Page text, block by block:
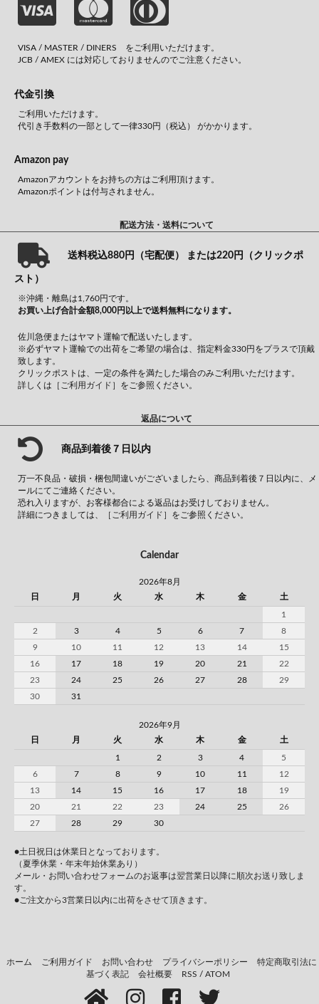
VISA / MASTER / DINERS をご利用いただけます。
JCB / AMEX には対応しておりませんのでご注意ください。
代金引換
ご利用いただけます。
代引き手数料の一部として一律330円（税込） がかかります。
Amazon pay
Amazonアカウントをお持ちの方はご利用頂けます。
Amazonポイントは付与されません。
配送方法・送料について
送料税込880円（宅配便） または220円（クリックポ
スト）
※沖縄・離島は1,760円です。
お買い上げ合計金額8,000円以上で送料無料になります。
佐川急便またはヤマト運輸で配送いたします。
※必ずヤマト運輸での出荷をご希望の場合は、指定料金330円をプラスで頂戴
致します。
クリックポストは、一定の条件を満たした場合のみご利用いただけます。
詳しくは ［ご利用ガイド］ をご参照ください。
返品について
商品到着後７日以内
万一不良品・破損・梱包間違いがございましたら、商品到着後７日以内に、メ
ールにてご連絡ください。
恐れ入りますが、お客様都合による返品はお受けしておりません。
詳細につきましては、
［ご利用ガイド］ をご参照ください。
Calendar
2026年8月
日
月 火 水 木 金 土
1
2
3 4 5 6 7
8
9
10 11 12 13 14
15
16
17 18 19 20 21
22
23
24 25 26 27 28
29
30
31
2026年9月
日
月 火 水 木 金 土
1 2 3 4
5
6
7 8 9 10 11
12
13
14 15 16 17 18
19
20
21 22 23 24 25
26
27
28 29 30
●土日祝日は休業日となっております。
（夏季休業・年末年始休業あり）
メール・お問い合わせフォームのお返事は翌営業日以降に順次お送り致しま
す。
●ご注文から3営業日以内に出荷をさせて頂きます。
ホーム ご利用ガイド お問い合わせ プライバシーポリシー
特定商取引法に
基づく表記
会社概要 RSS / ATOM